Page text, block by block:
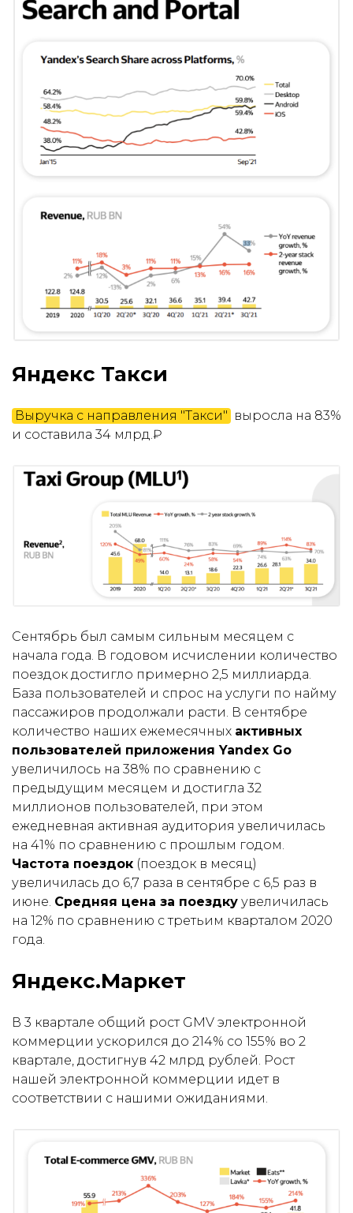
Яндекс Такси
Выручка с направления "Такси" выросла на 83%
и составила 34 млрд.₽
Сентябрь был самым сильным месяцем с
начала года. В годовом исчислении количество
поездок достигло примерно 2,5 миллиарда.
База пользователей и спрос на услуги по найму
пассажиров продолжали расти. В сентябре
количество наших ежемесячных активных
пользователей приложения Yandex Go
увеличилось на 38% по сравнению с
предыдущим месяцем и достигла 32
миллионов пользователей, при этом
ежедневная активная аудитория увеличилась
на 41% по сравнению с прошлым годом.
Частота поездок (поездок в месяц)
увеличилась до 6,7 раза в сентябре с 6,5 раз в
июне. Средняя цена за поездку увеличилась
на 12% по сравнению с третьим кварталом 2020
года.
Яндекс.Маркет
В 3 квартале общий рост GMV электронной
коммерции ускорился до 214% со 155% во 2
квартале, достигнув 42 млрд рублей. Рост
нашей электронной коммерции идет в
соответствии с нашими ожиданиями.